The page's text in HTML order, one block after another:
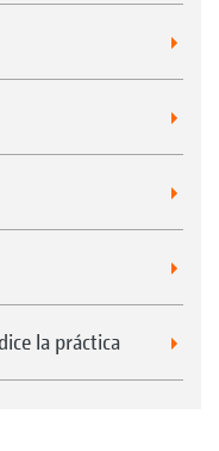
la práctica